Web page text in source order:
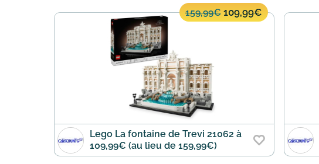
159,99€ 109,99€
Lego La fontaine de Trevi 21062 à
109,99€ (au lieu de 159,99€)